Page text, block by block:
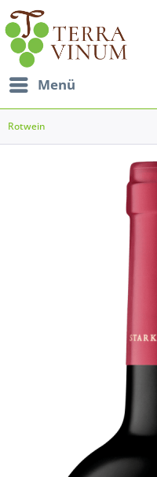
Menü
Rotwein